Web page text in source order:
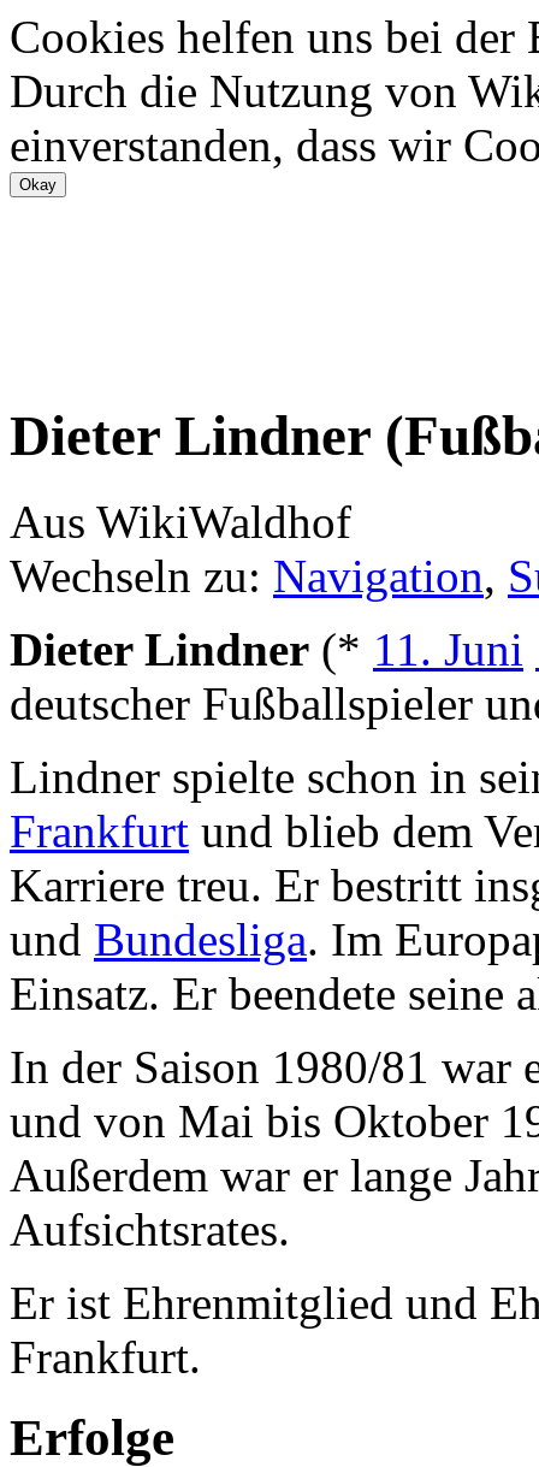
Cookies helfen uns bei
Durch die Nutzung von
einverstanden, dass wir
Dieter Lindner
Aus WikiWaldhof
Wechseln zu: Navigation,
Dieter Lindner (* 11. Juni
deutscher Fußballspieler
Lindner spielte schon in
Frankfurt und blieb dem
Karriere treu. Er bestritt
und Bundesliga. Im
Einsatz. Er beendete seine
In der Saison 1980/81 war
und von Mai bis Oktober
Außerdem war er lange
Aufsichtsrates.
Er ist Ehrenmitglied und
Frankfurt.
Erfolge